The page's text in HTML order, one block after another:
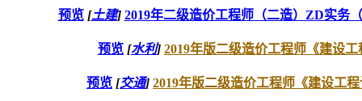
预览 [土建] 2019年二级造价工程师（二造）ZD实务
预览 [水利] 2019年版二级造价工程师《建设
预览 [交通] 2019年版二级造价工程师《建设工